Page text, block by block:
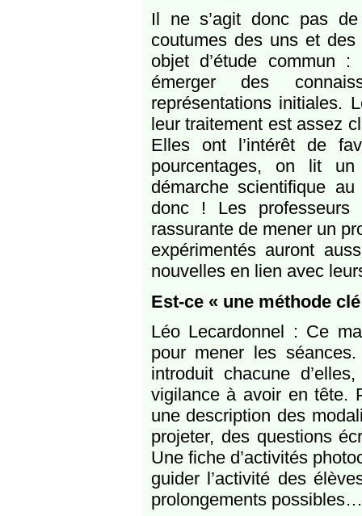
Il ne s’agit donc pas
coutumes des uns et des
objet d’étude commun
émerger des
représentations initiales.
leur traitement est assez
Elles ont l’intérêt de
pourcentages, on lit
démarche scientifique
donc ! Les professeurs
rassurante de mener un
expérimentés auront
nouvelles en lien avec
Est-ce « une méthode
Léo Lecardonnel : Ce
pour mener les
introduit chacune
vigilance à avoir en tête.
une description des
projeter, des questions
Une fiche d’activités
guider l’activité des
prolongements possibles…